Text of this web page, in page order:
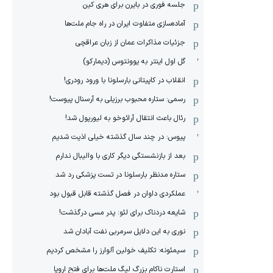
جلسه فوری در بایرن برای هری کین
آماده‌سازی متفاوت ایران در راه جام ملت‌ها
جزئیات مذاکرات عمان از زبان عراقچی
گل اول اینتر به یوونتوس (دیمارکو)
انقلاب در کاپیتانی بارسلونا با ورود رودری!
رسمی: ستاره محبوب برزیلی به آرسنال پیوست!
رئال باعث انتقال آرائوخو به لیورپول شد!
پیوس: در چند سال گذشته خیلی اذیت شدیم
بعد از بازنشستگی دیگر کاری با والیبال ندارم
ستاره مدنظر بارسلونا در تست پزشکی رد شد
عملکردی داوان در فصل گذشته قابل قبول بود
شایعه دردناک برای لئو: پدر مسی درگذشت!
نوری به این دلایل سرمربی نفت آبادان شد
سیمئونه: تکلیف خولین آلوارز را مشخص کردیم
استارت ناکام بزرگ لیگ ملت‌ها برای فتح اروپا